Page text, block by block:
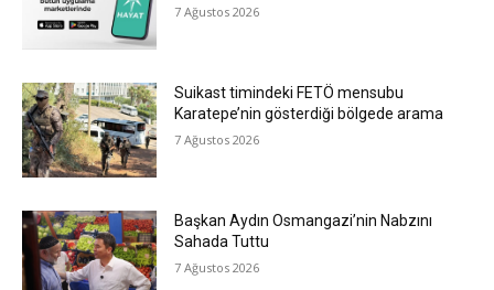
7 Ağustos 2026
Suikast timindeki FETÖ mensubu
Karatepe’nin gösterdiği bölgede arama
7 Ağustos 2026
Başkan Aydın Osmangazi’nin Nabzını
Sahada Tuttu
7 Ağustos 2026